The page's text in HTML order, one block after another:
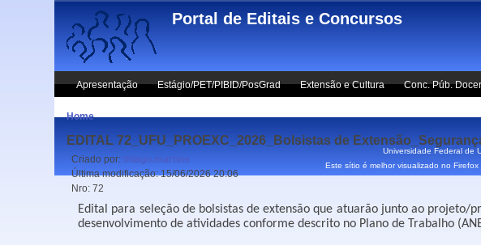
Skip to main content
Portal de Editais e Concursos
Apresentação Estágio/PET/PIBID/PosGrad Extensão e Cultura Conc. Púb.
Home
EDITAL 72_UFU_PROEXC_2026_Bolsistas de
Criado por:thiago.martins
Última modificação:15/06/2026 20:06
Nro:72
Edital para seleção de bolsistas de extensão que atuarão junto ao projeto/
desenvolvimento de atividades conforme descrito no Plano de Trabalho
Universidade Federal de
Este sítio é melhor visualizado no